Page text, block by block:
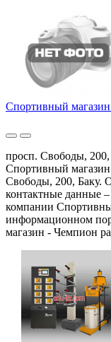
Спортивный
просп. Свободы, 200,
Спортивный магазин
Свободы, 200, Баку.
контактные данные
компании
информационном
магазин - Чемпион